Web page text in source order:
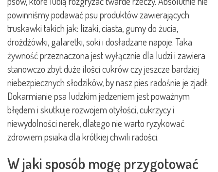
powinniśmy podawać psu produktów zawierających
truskawki takich jak: lizaki, ciasta, gumy do żucia,
drożdżówki, galaretki, soki i dosładzane napoje. Taka
żywność przeznaczona jest wyłącznie dla ludzi i zawiera
stanowczo zbyt duże ilości cukrów czy jeszcze bardziej
niebezpiecznych słodzików, by nasz pies radośnie je zjadł.
Dokarmianie psa ludzkim jedzeniem jest poważnym
błędem i skutkuje rozwojem otyłości, cukrzycy i
niewydolności nerek, dlatego nie warto ryzykować
zdrowiem psiaka dla krótkiej chwili radości.
W jaki sposób mogę przygotować